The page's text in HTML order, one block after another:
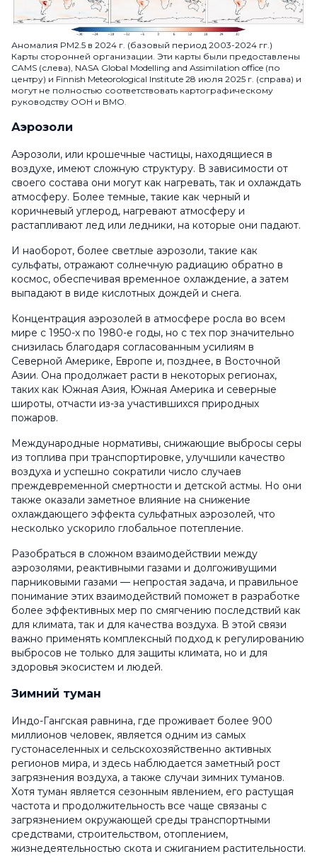
Аномалия PM2.5 в 2024 г. (базовый период 2003-2024 гг.)
Карты сторонней организации. Эти карты были предоставлены
CAMS (слева), NASA Global Modelling and Assimilation office (по
центру) и Finnish Meteorological Institute 28 июля 2025 г. (справа) и
могут не полностью соответствовать картографическому
руководству ООН и ВМО.
Аэрозоли
Аэрозоли, или крошечные частицы, находящиеся в
воздухе, имеют сложную структуру. В зависимости от
своего состава они могут как нагревать, так и охлаждать
атмосферу. Более темные, такие как черный и
коричневый углерод, нагревают атмосферу и
растапливают лед или ледники, на которые они падают.
И наоборот, более светлые аэрозоли, такие как
сульфаты, отражают солнечную радиацию обратно в
космос, обеспечивая временное охлаждение, а затем
выпадают в виде кислотных дождей и снега.
Концентрация аэрозолей в атмосфере росла во всем
мире с 1950-х по 1980-е годы, но с тех пор значительно
снизилась благодаря согласованным усилиям в
Северной Америке, Европе и, позднее, в Восточной
Азии. Она продолжает расти в некоторых регионах,
таких как Южная Азия, Южная Америка и северные
широты, отчасти из-за участившихся природных
пожаров.
Международные нормативы, снижающие выбросы серы
из топлива при транспортировке, улучшили качество
воздуха и успешно сократили число случаев
преждевременной смертности и детской астмы. Но они
также оказали заметное влияние на снижение
охлаждающего эффекта сульфатных аэрозолей, что
несколько ускорило глобальное потепление.
Разобраться в сложном взаимодействии между
аэрозолями, реактивными газами и долгоживущими
парниковыми газами — непростая задача, и правильное
понимание этих взаимодействий поможет в разработке
более эффективных мер по смягчению последствий как
для климата, так и для качества воздуха. В этой связи
важно применять комплексный подход к регулированию
выбросов не только для защиты климата, но и для
здоровья экосистем и людей.
Зимний туман
Индо-Гангская равнина, где проживает более 900
миллионов человек, является одним из самых
густонаселенных и сельскохозяйственно активных
регионов мира, и здесь наблюдается заметный рост
загрязнения воздуха, а также случаи зимних туманов.
Хотя туман является сезонным явлением, его растущая
частота и продолжительность все чаще связаны с
загрязнением окружающей среды транспортными
средствами, строительством, отоплением,
жизнедеятельностью скота и сжиганием растительности.